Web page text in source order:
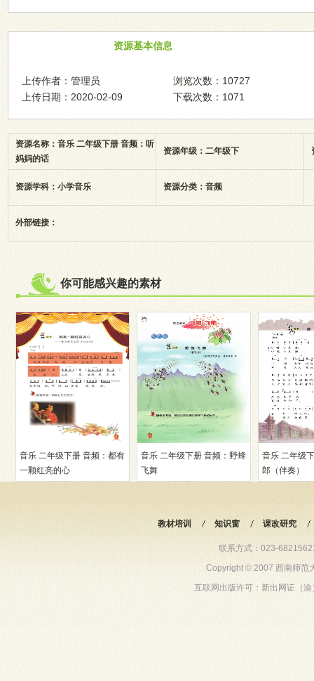
资源基本信息
上传作者：管理员
上传日期：2020-02-09
浏览次数：10727
下载次数：1071
资源名称：音乐 二年级下册 音频：听
妈妈的话
资源年级：二年级下
资源学科：小学音乐 资源分类：音频
外部链接：
你可能感兴趣的素材
音乐 二年级下册 音频：都有
一颗红亮的心
音乐 二年级下册 音频：野蜂
飞舞
音乐 二年级
郎（伴奏）
教材培训 知识窗 课改研究
联系方式：023-
Copyright © 2007 西南师范
互联网出版许可：新出网证（